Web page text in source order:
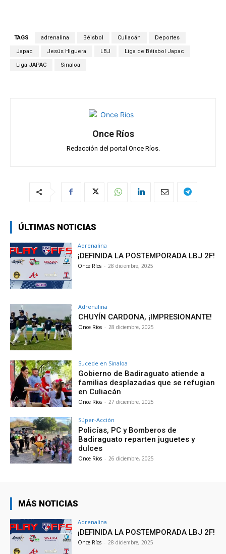
A
p
b
o
gr
p
ar
TAGS adrenalina Béisbol Culiacán Deportes
Japac Jesús Higuera LBJ Liga de Béisbol Japac
Liga JAPAC Sinaloa
Once Ríos
Redacción del portal Once Ríos.
ÚLTIMAS NOTICIAS
Adrenalina
¡DEFINIDA LA POSTEMPORADA LBJ 2F!
Once Ríos - 28 diciembre, 2025
Adrenalina
CHUYÍN CARDONA, ¡IMPRESIONANTE!
Once Ríos - 28 diciembre, 2025
Sucede en Sinaloa
Gobierno de Badiraguato atiende a
familias desplazadas que se refugian
en Culiacán
Once Ríos - 27 diciembre, 2025
Súper-Acción
Policías, PC y Bomberos de
Badiraguato reparten juguetes y
dulces
Once Ríos - 26 diciembre, 2025
MÁS NOTICIAS
Adrenalina
¡DEFINIDA LA POSTEMPORADA LBJ 2F!
Once Ríos - 28 diciembre, 2025